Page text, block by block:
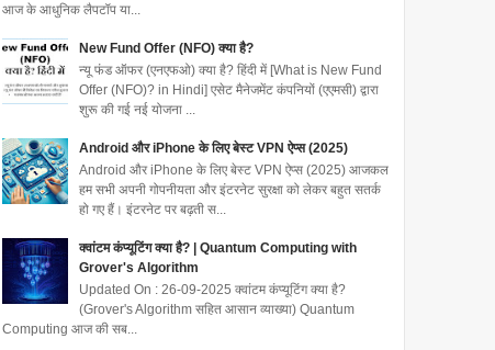
आज के आधुनिक लैपटॉप या...
New Fund Offer (NFO) क्या है?
न्यू फंड ऑफर (एनएफओ) क्या है? हिंदी में [What is New Fund
Offer (NFO)? in Hindi] एसेट मैनेजमेंट कंपनियों (एएमसी) द्वारा
शुरू की गई नई योजना ...
Android और iPhone के लिए बेस्ट VPN ऐप्स (2025)
Android और iPhone के लिए बेस्ट VPN ऐप्स (2025) आजकल
हम सभी अपनी गोपनीयता और इंटरनेट सुरक्षा को लेकर बहुत सतर्क
हो गए हैं। इंटरनेट पर बढ़ती स...
क्वांटम कंप्यूटिंग क्या है? | Quantum Computing with
Grover's Algorithm
Updated On : 26-09-2025 क्वांटम कंप्यूटिंग क्या है?
(Grover's Algorithm सहित आसान व्याख्या) Quantum
Computing आज की सब...